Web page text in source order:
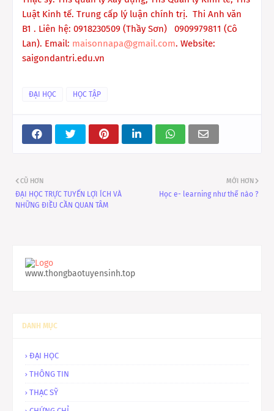
Luật Kinh tế. Trung cấp lý luận chính trị. Thi Anh văn
B1 . Liên hệ: 0918230509 (Thầy Sơn) 0909979811 (Cô
Lan). Email: maisonnapa@gmail.com. Website:
saigondantri.edu.vn
ĐẠI HỌC HỌC TẬP
MỚI HƠN
Học e- learning như thế nào ?
CŨ HƠN
ĐẠI HỌC TRỰC TUYẾN LỢI ÍCH VÀ
NHỮNG ĐIỀU CẦN QUAN TÂM
www.thongbaotuyensinh.top
DANH MỤC
ĐẠI HỌC
THÔNG TIN
THẠC SỸ